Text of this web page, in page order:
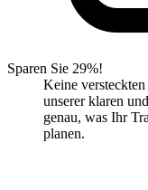
Sparen Sie 29%!
Keine
unserer klaren
genau, was Ihr
planen.